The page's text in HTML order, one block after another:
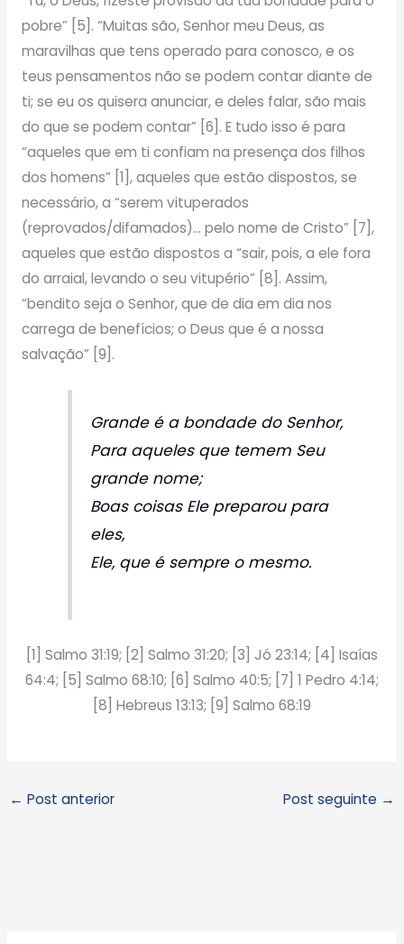
pobre” [5]. “Muitas são, Senhor meu Deus, as
maravilhas que tens operado para conosco, e os
teus pensamentos não se podem contar diante de
ti; se eu os quisera anunciar, e deles falar, são mais
do que se podem contar” [6]. E tudo isso é para
“aqueles que em ti confiam na presença dos filhos
dos homens” [1], aqueles que estão dispostos, se
necessário, a “serem vituperados
(reprovados/difamados)… pelo nome de Cristo” [7],
aqueles que estão dispostos a “sair, pois, a ele fora
do arraial, levando o seu vitupério” [8]. Assim,
“bendito seja o Senhor, que de dia em dia nos
carrega de benefícios; o Deus que é a nossa
salvação” [9].
Grande é a bondade do Senhor,
Para aqueles que temem Seu
grande nome;
Boas coisas Ele preparou para
eles,
Ele, que é sempre o mesmo.
[1] Salmo 31:19; [2] Salmo 31:20; [3] Jó 23:14; [4] Isaías
64:4; [5] Salmo 68:10; [6] Salmo 40:5; [7] 1 Pedro 4:14;
[8] Hebreus 13:13; [9] Salmo 68:19
← Post anterior Post seguinte →